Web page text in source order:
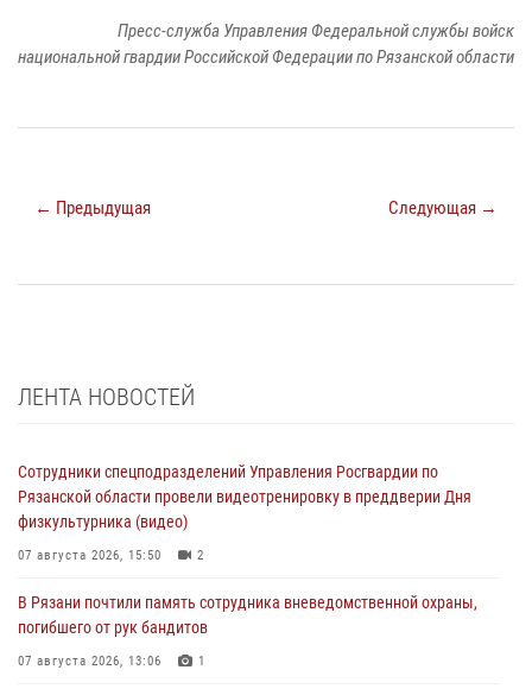
Пресс-служба Управления Федеральной службы войск
национальной гвардии Российской Федерации по Рязанской области
← Предыдущая Следующая →
ЛЕНТА НОВОСТЕЙ
Сотрудники спецподразделений Управления Росгвардии по
Рязанской области провели видеотренировку в преддверии Дня
физкультурника (видео)
07 августа 2026, 15:50 2
В Рязани почтили память сотрудника вневедомственной охраны,
погибшего от рук бандитов
07 августа 2026, 13:06 1